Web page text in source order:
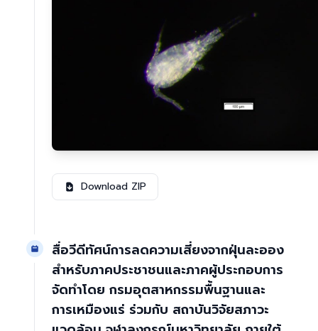
Download ZIP
สื่อวีดีทัศน์การลดความเสี่ยงจากฝุ่นละออง
สำหรับภาคประชาชนและภาคผู้ประกอบการ
จัดทำโดย กรมอุตสาหกรรมพื้นฐานและ
การเหมืองแร่ ร่วมกับ สถาบันวิจัยสภาวะ